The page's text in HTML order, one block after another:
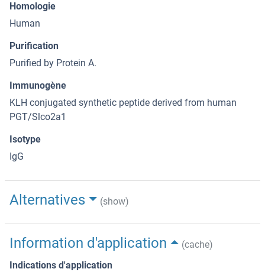
Homologie
Human
Purification
Purified by Protein A.
Immunogène
KLH conjugated synthetic peptide derived from human
PGT/Slco2a1
Isotype
IgG
Alternatives (show)
Information d'application
(cache)
Indications d'application